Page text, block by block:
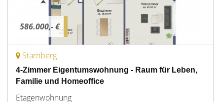
586.000,- €
Starnberg
4-Zimmer Eigentumswohnung - Raum für Leben,
Familie und Homeoffice
Etagenwohnung